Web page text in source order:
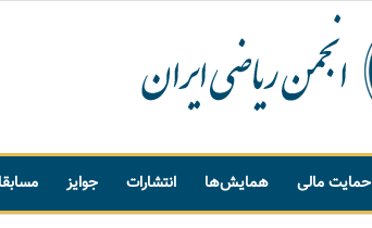
حمایت مالی همایش‌ها انتشارات جوایز